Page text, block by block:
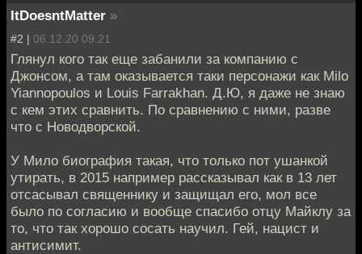
ItDoesntMatter »
#2 | 06.12.20 09:21
Глянул кого так еще забанили за компанию с
Джонсом, а там оказывается таки персонажи как Milo
Yiannopoulos и Louis Farrakhan. Д.Ю, я даже не знаю
с кем этих сравнить. По сравнению с ними, разве
что с Новодворской.
У Мило биография такая, что только пот ушанкой
утирать, в 2015 например рассказывал как в 13 лет
отсасывал священнику и защищал его, мол все
было по согласию и вообще спасибо отцу Майклу за
то, что так хорошо сосать научил. Гей, нацист и
антисимит.